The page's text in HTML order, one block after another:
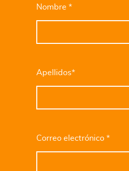
Nombre *
Apellidos*
Correo electrónico *